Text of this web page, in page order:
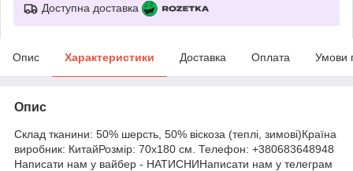
Доступна доставка
Опис Характеристики Доставка Оплата Умови
Опис
Склад тканини: 50% шерсть, 50% віскоза (теплі, зимові)Країна
виробник: КитайРозмір: 70х180 см. Телефон: +380683648948
Написати нам у вайбер - НАТИСНИНаписати нам у телеграм